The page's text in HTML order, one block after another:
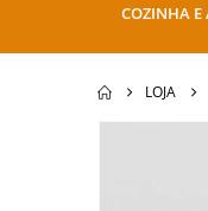
COZINHA E
LOJA